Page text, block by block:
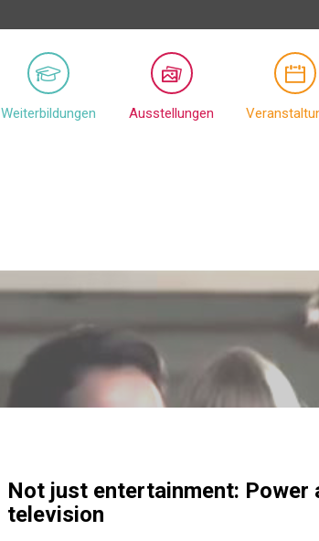
Weiterbildungen Ausstellungen
Not just entertainment: Power
television